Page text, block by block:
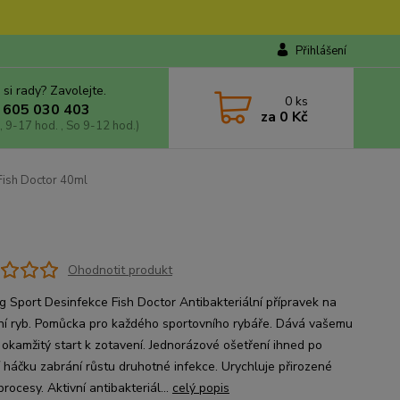
Přihlášení
rady? Zavolejte.
030 403
9-17 hod. , So 9-12 hod.)
0 ks
za 0 Kč
Doctor 40ml
Ohodnotit produkt
Sport Desinfekce Fish Doctor Antibakteriální přípravek na
ryb. Pomůcka pro každého sportovního rybáře. Dává vašemu
start k zotavení. Jednorázové ošetření ihned po
háčku zabrání růstu druhotné infekce. Urychluje přirozené
Aktivní antibakteriál... celý popis